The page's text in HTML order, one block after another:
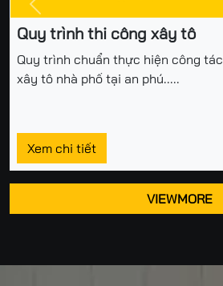
Quy trình thi công xây tô
Quy trình chuẩn thực hiện công tác
xây tô nhà phố tại an phú.....
Xem chi tiết
Previous
VIEWMORE